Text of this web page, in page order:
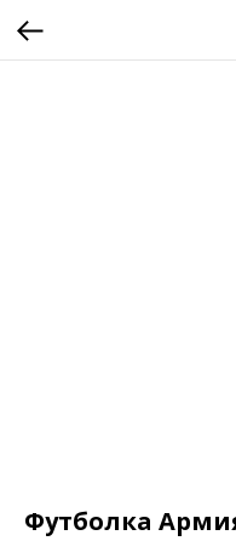
Футболка